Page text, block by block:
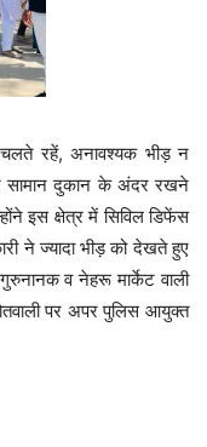
चलते रहें, अनावश्यक भीड़ न
सामान दुकान के अंदर रखने
इस क्षेत्र में सिविल डिफेंस
ने ज्यादा भीड़ को देखते हुए
व नेहरू मार्केट वाली
पर अपर पुलिस आयुक्त